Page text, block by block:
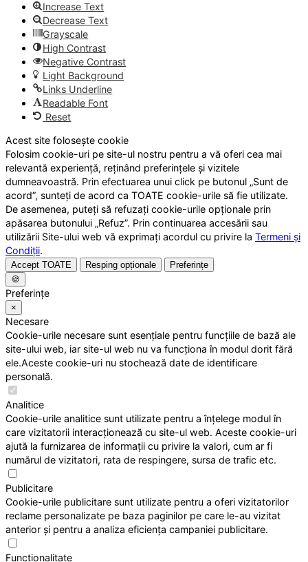
Increase Text
Decrease Text
Grayscale
High Contrast
Negative Contrast
Light Background
Links Underline
Readable Font
Reset
Acest site folosește cookie
Folosim cookie-uri pe site-ul nostru pentru a vă oferi cea mai
relevantă experiență, reținând preferințele și vizitele
dumneavoastră. Prin efectuarea unui click pe butonul „Sunt de
acord”, sunteți de acord ca TOATE cookie-urile să fie utilizate.
De asemenea, puteți să refuzați cookie-urile opționale prin
apăsarea butonului „Refuz”. Prin continuarea accesării sau
utilizării Site-ului web vă exprimați acordul cu privire la Termeni și
Condiții.
Accept TOATE Resping opționale
Preferințe
🍪
Preferințe
×
Necesare
Cookie-urile necesare sunt esențiale pentru funcțiile de bază ale
site-ului web, iar site-ul web nu va funcționa în modul dorit fără
ele.Aceste cookie-uri nu stochează date de identificare
personală.
Analitice
Cookie-urile analitice sunt utilizate pentru a înțelege modul în
care vizitatorii interacționează cu site-ul web. Aceste cookie-uri
ajută la furnizarea de informații cu privire la valori, cum ar fi
numărul de vizitatori, rata de respingere, sursa de trafic etc.
Publicitare
Cookie-urile publicitare sunt utilizate pentru a oferi vizitatorilor
reclame personalizate pe baza paginilor pe care le-au vizitat
anterior și pentru a analiza eficiența campaniei publicitare.
Funcționalitate